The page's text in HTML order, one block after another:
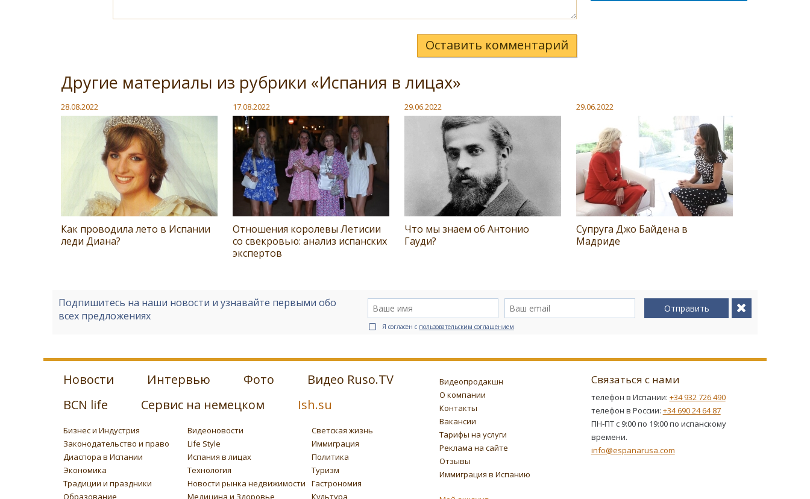
Оставить комментарий
Другие материалы из рубрики «Испания в лицах»
28.08.2022
Как проводила лето в Испании
леди Диана?
17.08.2022
Отношения королевы Летисии
со свекровью: анализ испанских
экспертов
29.06.2022
Что мы знаем об Антонио
Гауди?
29.06.2022
Супруга Джо Байдена в
Мадриде
Подпишитесь на наши новости и узнавайте первыми обо
всех предложениях
Отправить
Я согласен с пользовательским соглашением
Новости Интервью Фото
Видео Ruso.TV
BCN life
Сервис на немецком Ish.su
Бизнес и Индустрия Видеоновости
Светская жизнь
Законодательство и право
Life Style
Иммиграция
Диаспора в Испании
Испания в лицах
Политика
Экономика
Технология
Туризм
Традиции и праздники
Новости рынка недвижимости
Гастрономия
Образование
Медицина и Здоровье Культура
Видеопродакшн
О компании
Контакты
Вакансии
Тарифы на услуги
Реклама на сайте
Отзывы
Иммиграция в Испанию
Связаться с нами
телефон в Испании: +34 932 726 490
телефон в России: +34 690 24 64 87
ПН-ПТ с 9:00 по 19:00 по испанскому
времени.
info@espanarusa.com